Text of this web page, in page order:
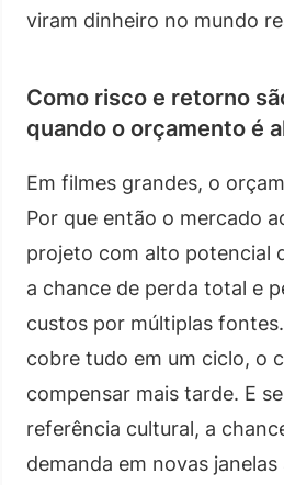
viram dinheiro no mundo
Como risco e retorno
quando o orçamento é
Em filmes grandes, o
Por que então o mercado
projeto com alto potencial
a chance de perda total e
custos por múltiplas
cobre tudo em um ciclo, o
compensar mais tarde. E
referência cultural, a
demanda em novas janelas